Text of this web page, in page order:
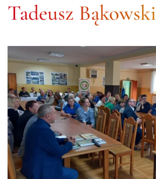
Tadeusz Bąkowski